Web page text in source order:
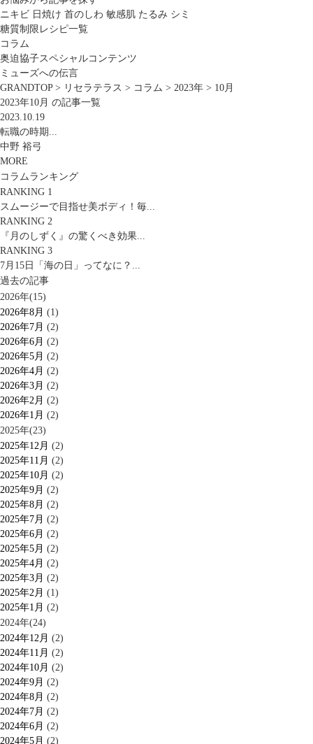
ニキビ 日焼け 首のしわ 敏感肌 たるみ シミ
糖質制限レシピ一覧
コラム
奥迫協子スペシャルコンテンツ
ミューズへの伝言
GRANDTOP> リセラテラス > コラム > 2023年 > 10月
2023年10月 の記事一覧
2023.10.19
転職の時期...
中野 裕弓
MORE
コラムランキング
RANKING 1
スムージーで目指せ美ボディ！毎...
RANKING 2
『月のしずく』の驚くべき効果...
RANKING 3
7月15日「海の日」ってなに？...
過去の記事
2026年(15)
2026年8月 (1)
2026年7月 (2)
2026年6月 (2)
2026年5月 (2)
2026年4月 (2)
2026年3月 (2)
2026年2月 (2)
2026年1月 (2)
2025年(23)
2025年12月 (2)
2025年11月 (2)
2025年10月 (2)
2025年9月 (2)
2025年8月 (2)
2025年7月 (2)
2025年6月 (2)
2025年5月 (2)
2025年4月 (2)
2025年3月 (2)
2025年2月 (1)
2025年1月 (2)
2024年(24)
2024年12月 (2)
2024年11月 (2)
2024年10月 (2)
2024年9月 (2)
2024年8月 (2)
2024年7月 (2)
2024年6月 (2)
2024年5月 (2)